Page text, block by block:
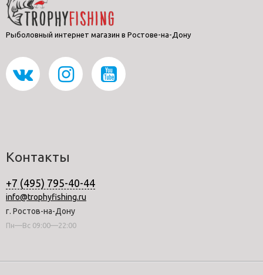
Рыболовный интернет магазин в Ростове-на-Дону
Контакты
+7 (495) 795-40-44
info@trophyfishing.ru
г. Ростов-на-Дону
Пн—Вс 09:00—22:00